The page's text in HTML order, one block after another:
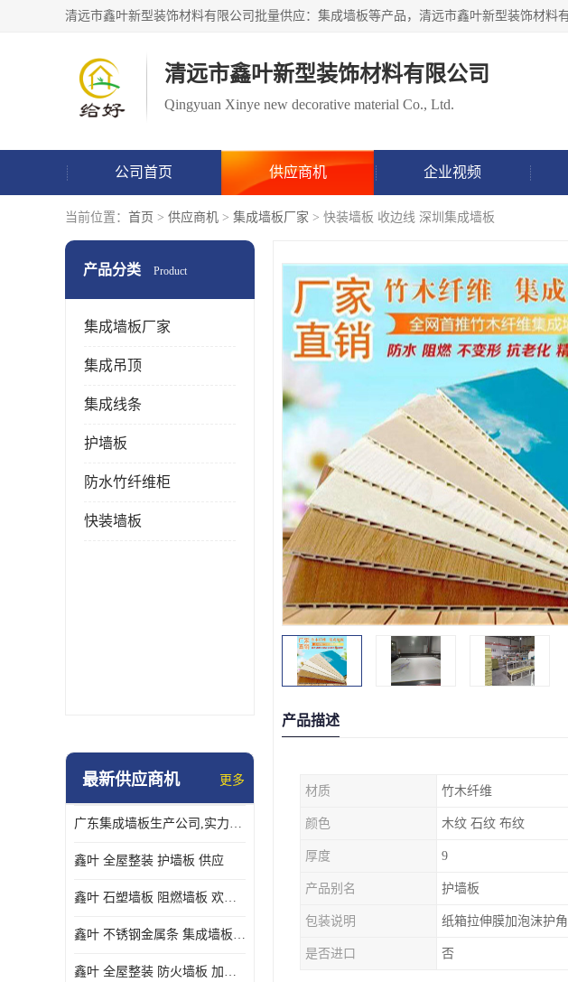
清远市鑫叶新型装饰材料有限公司
Qingyuan Xinye new decorative material Co., Ltd.
公司首页 供应商机 企业视频
当前位置： 首页 > 供应商机 > 集成墙板厂家 > 快装墙板 收边线 深圳集成墙板
产品分类 Product
集成墙板厂家
集成吊顶
集成线条
护墙板
防水竹纤维柜
快装墙板
最新供应商机 更多
广东集成墙板生产公司,实力厂家-配送+设计+安装-没中间商
鑫叶 全屋整装 护墙板 供应
鑫叶 石塑墙板 阻燃墙板 欢迎选购
鑫叶 不锈钢金属条 集成墙板阴角线 欢迎选购
鑫叶 全屋整装 防火墙板 加工定制
产品描述
材质 竹木纤维
颜色 木纹 石纹 布纹
厚度 9
产品别名 护墙板
包装说明 纸箱拉伸膜加泡沫护角
是否进口 否